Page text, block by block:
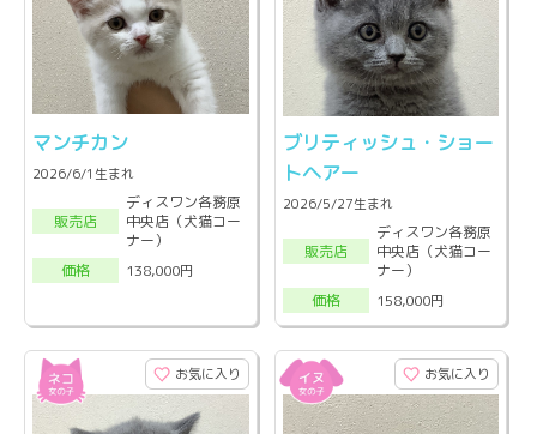
マンチカン
2026/6/1生まれ
販売店
ディスワン各務原
中央店（犬猫コー
ナー）
価格
138,000円
ブリティッシュ・ショー
トヘアー
2026/5/27生まれ
販売店
ディスワン各務原
中央店（犬猫コー
ナー）
価格
158,000円
お気に入り お気に入り